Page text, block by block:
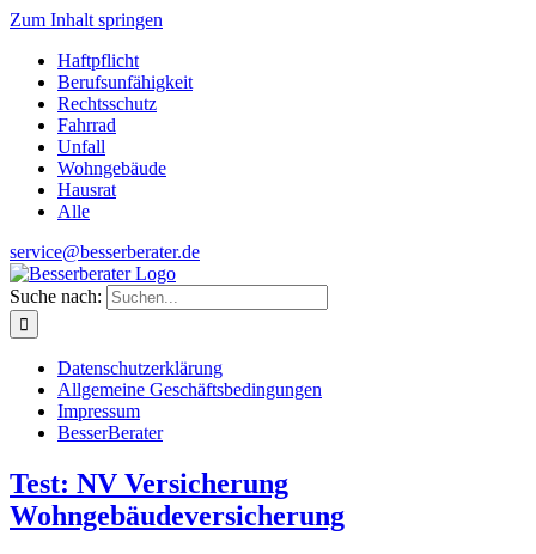
Zum Inhalt springen
Haftpflicht
Berufsunfähigkeit
Rechtsschutz
Fahrrad
Unfall
Wohngebäude
Hausrat
Alle
service@besserberater.de
Suche nach:
Datenschutzerklärung
Allgemeine Geschäftsbedingungen
Impressum
BesserBerater
Test: NV Versicherung
Wohngebäudeversicherung